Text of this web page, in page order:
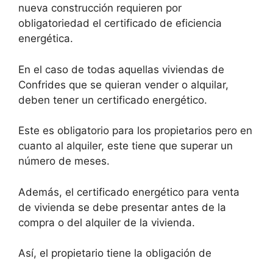
nueva construcción requieren por
obligatoriedad el certificado de eficiencia
energética.
En el caso de todas aquellas viviendas de
Confrides que se quieran vender o alquilar,
deben tener un certificado energético.
Este es obligatorio para los propietarios pero en
cuanto al alquiler, este tiene que superar un
número de meses.
Además, el certificado energético para venta
de vivienda se debe presentar antes de la
compra o del alquiler de la vivienda.
Así, el propietario tiene la obligación de